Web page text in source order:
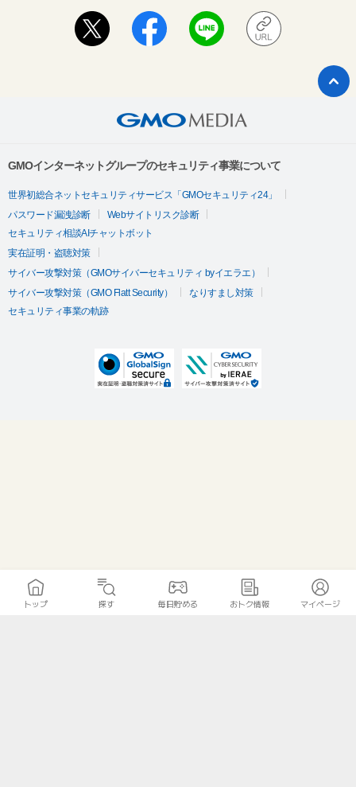
GMOインターネットグループのセキュリティ事業について
世界初総合ネットセキュリティサービス「GMOセキュリティ24」
パスワード漏洩診断
Webサイトリスク診断
セキュリティ相談AIチャットボット
実在証明・盗聴対策
サイバー攻撃対策（GMOサイバーセキュリティ byイエラエ）
サイバー攻撃対策（GMO Flatt Security）
なりすまし対策
セキュリティ事業の軌跡
トップ 探す 毎日貯める おトク情報 マイページ